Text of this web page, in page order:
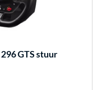
GTS stuur